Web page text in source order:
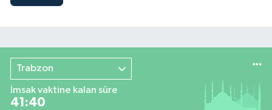
Trabzon
İmsak vaktine kalan süre
41:39